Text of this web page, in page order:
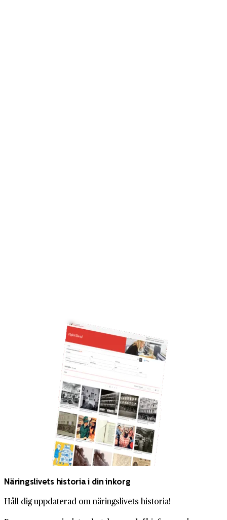
Näringslivets historia i din inkorg
Håll dig uppdaterad om näringslivets historia!